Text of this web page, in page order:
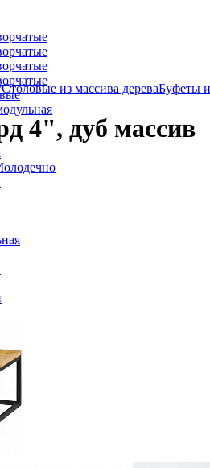
Столовые из массива дереваБуфеты
4", дуб массив